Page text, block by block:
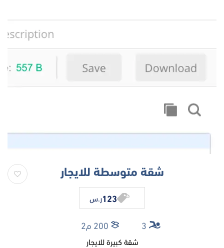
شقة متوسطة للايجار
123ر.س
3 200 م2
شقة كبيرة للايجار